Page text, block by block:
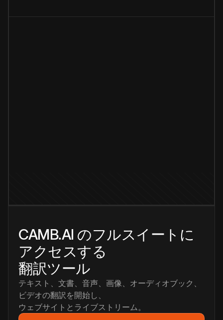
CAMB.AI のフルスイートに
アクセスする
翻訳ツール
テキスト、文書、音声、画像、オーディオブック、
ビデオの翻訳を開始し、
ウェブサイトとライブストリーム。